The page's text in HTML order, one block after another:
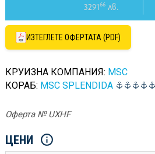
329166лв.
ИЗТЕГЛЕТЕ ОФЕРТАТА (PDF)
КРУИЗНА КОМПАНИЯ: MSC
КОРАБ: MSC SPLENDIDA
Оферта № UXHF
ЦЕНИ